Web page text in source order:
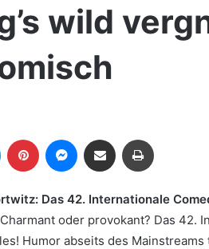
wild
LinkedIn Pinterest Messenger
Teile per E-Mail
Das 42. Internationale
oder provokant? Das 42.
Humor abseits des